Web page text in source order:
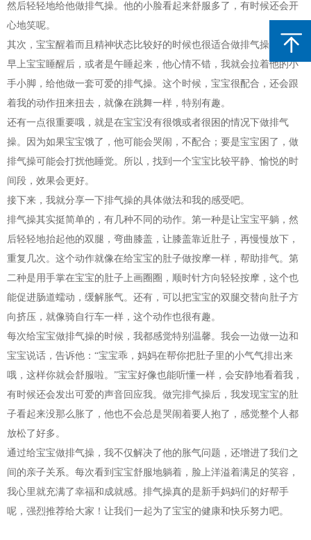
然后轻轻地给他做排气操。他的小脸看起来舒服多了，有时候还会开
心地笑呢。
其次，宝宝醒着而且精神状态比较好的时候也很适合做排气操。比如
早上宝宝睡醒后，或者是午睡起来，他心情不错，我就会拉着他的小
手小脚，给他做一套可爱的排气操。这个时候，宝宝很配合，还会跟
着我的动作扭来扭去，就像在跳舞一样，特别有趣。
还有一点很重要哦，就是在宝宝没有很饿或者很困的情况下做排气
操。因为如果宝宝饿了，他可能会哭闹，不配合；要是宝宝困了，做
排气操可能会打扰他睡觉。所以，找到一个宝宝比较平静、愉悦的时
间段，效果会更好。
接下来，我就分享一下排气操的具体做法和我的感受吧。
排气操其实挺简单的，有几种不同的动作。第一种是让宝宝平躺，然
后轻轻地抬起他的双腿，弯曲膝盖，让膝盖靠近肚子，再慢慢放下，
重复几次。这个动作就像在给宝宝的肚子做按摩一样，帮助排气。第
二种是用手掌在宝宝的肚子上画圈圈，顺时针方向轻轻按摩，这个也
能促进肠道蠕动，缓解胀气。还有，可以把宝宝的双腿交替向肚子方
向挤压，就像骑自行车一样，这个动作也很有趣。
每次给宝宝做排气操的时候，我都感觉特别温馨。我会一边做一边和
宝宝说话，告诉他：“宝宝乖，妈妈在帮你把肚子里的小气气排出来
哦，这样你就会舒服啦。”宝宝好像也能听懂一样，会安静地看着我，
有时候还会发出可爱的声音回应我。做完排气操后，我发现宝宝的肚
子看起来没那么胀了，他也不会总是哭闹着要人抱了，感觉整个人都
放松了好多。
通过给宝宝做排气操，我不仅解决了他的胀气问题，还增进了我们之
间的亲子关系。每次看到宝宝舒服地躺着，脸上洋溢着满足的笑容，
我心里就充满了幸福和成就感。排气操真的是新手妈妈们的好帮手
呢，强烈推荐给大家！让我们一起为了宝宝的健康和快乐努力吧。